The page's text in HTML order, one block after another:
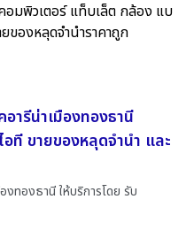
มพิวเตอร์ แท็บเล็ต กล้อง แบ
ของหลุดจำนำราคาถูก
ารีน่าเมืองทองธานี
ที ขายของหลุดจำนำ และ
ทองธานี ให้บริการโดย รับ